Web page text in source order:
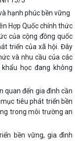
hạnh phúc bền vững
Hợp Quốc chính thức
của cộng đồng quốc
triển của xã hội. Đây
và nhu cầu của các
học đang không
quan đến gia đình cần
tiêu phát triển bền
trong môi trường an
bền vững, gia đình